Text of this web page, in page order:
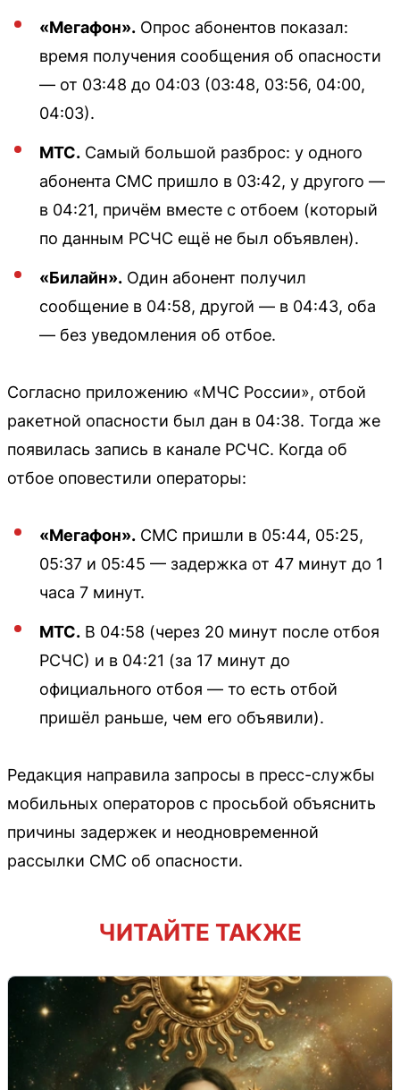
«Мегафон». Опрос абонентов показал:
время получения сообщения об опасности
— от 03:48 до 04:03 (03:48, 03:56, 04:00,
04:03).
МТС. Самый большой разброс: у одного
абонента СМС пришло в 03:42, у другого —
в 04:21, причём вместе с отбоем (который
по данным РСЧС ещё не был объявлен).
«Билайн». Один абонент получил
сообщение в 04:58, другой — в 04:43, оба
— без уведомления об отбое.
Согласно приложению «МЧС России», отбой
ракетной опасности был дан в 04:38. Тогда же
появилась запись в канале РСЧС. Когда об
отбое оповестили операторы:
«Мегафон». СМС пришли в 05:44, 05:25,
05:37 и 05:45 — задержка от 47 минут до 1
часа 7 минут.
МТС. В 04:58 (через 20 минут после отбоя
РСЧС) и в 04:21 (за 17 минут до
официального отбоя — то есть отбой
пришёл раньше, чем его объявили).
Редакция направила запросы в пресс-службы
мобильных операторов с просьбой объяснить
причины задержек и неодновременной
рассылки СМС об опасности.
ЧИТАЙТЕ ТАКЖЕ